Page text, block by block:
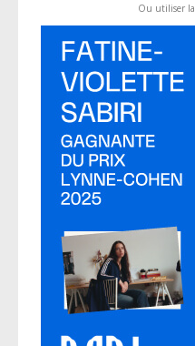
Ou utiliser la